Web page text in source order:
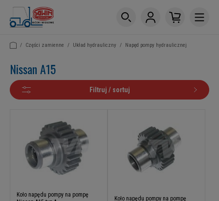
/ Części zamienne / Układ hydrauliczny / Napęd pompy hydraulicznej
Nissan A15
Filtruj / sortuj
Koło napędu pompy na pompę
Koło napędu pompy na pompę